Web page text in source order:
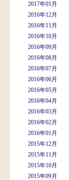
2017年01月
2016年12月
2016年11月
2016年10月
2016年09月
2016年08月
2016年07月
2016年06月
2016年05月
2016年04月
2016年03月
2016年02月
2016年01月
2015年12月
2015年11月
2015年10月
2015年09月